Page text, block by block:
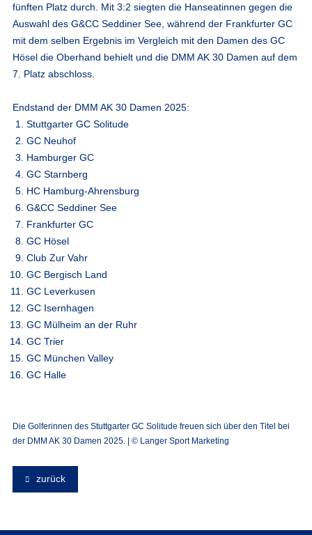
fünften Platz durch. Mit 3:2 siegten die Hanseatinnen gegen die
Auswahl des G&CC Seddiner See, während der Frankfurter GC
mit dem selben Ergebnis im Vergleich mit den Damen des GC
Hösel die Oberhand behielt und die DMM AK 30 Damen auf dem
7. Platz abschloss.
Endstand der DMM AK 30 Damen 2025:
Stuttgarter GC Solitude
GC Neuhof
Hamburger GC
GC Starnberg
HC Hamburg-Ahrensburg
G&CC Seddiner See
Frankfurter GC
GC Hösel
Club Zur Vahr
GC Bergisch Land
GC Leverkusen
GC Isernhagen
GC Mülheim an der Ruhr
GC Trier
GC München Valley
GC Halle
Die Golferinnen des Stuttgarter GC Solitude freuen sich über den Titel bei
der DMM AK 30 Damen 2025. | © Langer Sport Marketing
zurück